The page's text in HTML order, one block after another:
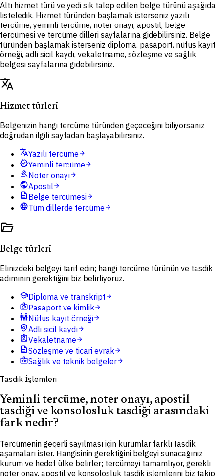
Altı hizmet türü ve yedi sık talep edilen belge türünü aşağıda
listeledik. Hizmet türünden başlamak isterseniz yazılı
tercüme, yeminli tercüme, noter onayı, apostil, belge
tercümesi ve tercüme dilleri sayfalarına gidebilirsiniz. Belge
türünden başlamak isterseniz diploma, pasaport, nüfus kayıt
örneği, adli sicil kaydı, vekaletname, sözleşme ve sağlık
belgesi sayfalarına gidebilirsiniz.
translate
Hizmet türleri
Belgenizin hangi tercüme türünden geçeceğini biliyorsanız
doğrudan ilgili sayfadan başlayabilirsiniz.
translateYazılı tercümearrow_forward
verifiedYeminli tercümearrow_forward
gavelNoter onayıarrow_forward
publicApostilarrow_forward
description Belge tercümesiarrow_forward
languageTüm dillerde tercümearrow_forward
folder_open
Belge türleri
Elinizdeki belgeyi tarif edin; hangi tercüme türünün ve tasdik
adımının gerektiğini biz belirliyoruz.
schoolDiploma ve transkriptarrow_forward
badgePasaport ve kimlikarrow_forward
family_restroomNüfus kayıt örneğiarrow_forward
policyAdli sicil kaydıarrow_forward
assignment_indVekaletnamearrow_forward
descriptionSözleşme ve ticari evrakarrow_forward
medical_informationSağlık ve teknik belgelerarrow_forward
Tasdik İşlemleri
Yeminli tercüme, noter onayı, apostil
tasdiği ve konsolosluk tasdiği arasındaki
fark nedir?
Tercümenin geçerli sayılması için kurumlar farklı tasdik
aşamaları ister. Hangisinin gerektiğini belgeyi sunacağınız
kurum ve hedef ülke belirler; tercümeyi tamamlıyor, gerekli
noter onay, apostil ve konsolosluk tasdik işlemlerini biz takip